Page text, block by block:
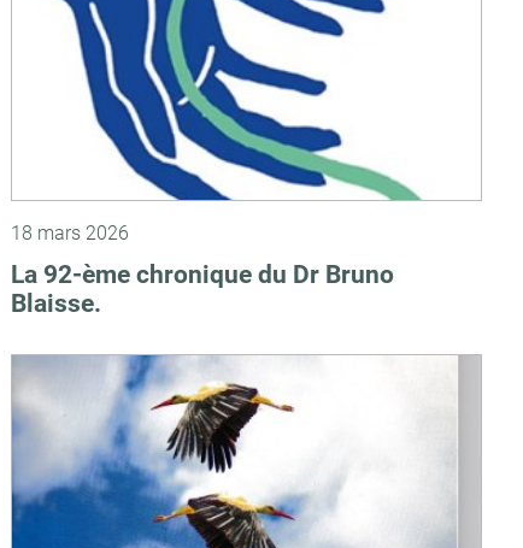
18 mars 2026
La 92-ème chronique du Dr Bruno
Blaisse.